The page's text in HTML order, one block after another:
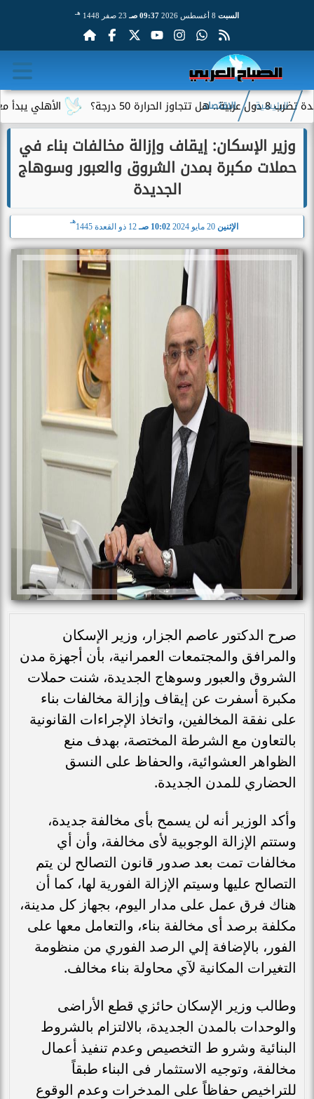
السبت 09:37 صـ 23 صفر 1448 هـ
الأهلي يبدأ معسكر الرئيسية الاقتصاد
وزير الإسكان: إيقاف وإزالة مخالفات بناء في
حملات مكبرة بمدن الشروق والعبور وسوهاج
الجديدة
الإثنين 10:02 صـ 12 ذو القعدة 1445
هـ
صرح الدكتور عاصم الجزار، وزير الإسكان
والمرافق والمجتمعات العمرانية، بأن أجهزة مدن
الشروق والعبور وسوهاج الجديدة، شنت حملات
مكبرة أسفرت عن إيقاف وإزالة مخالفات بناء
على نفقة المخالفين، واتخاذ الإجراءات القانونية
بالتعاون مع الشرطة المختصة، بهدف منع
الظواهر العشوائية، والحفاظ على النسق
الحضاري للمدن الجديدة.
وأكد الوزير أنه لن يسمح بأى مخالفة جديدة،
وستتم الإزالة الوجوبية لأى مخالفة، وأن أي
مخالفات تمت بعد صدور قانون التصالح لن يتم
التصالح عليها وسيتم الإزالة الفورية لها، كما أن
هناك فرق عمل على مدار اليوم، بجهاز كل مدينة،
مكلفة برصد أى مخالفة بناء، والتعامل معها على
الفور، بالإضافة إلي الرصد الفوري من منظومة
التغيرات المكانية لآي محاولة بناء مخالف.
وطالب وزير الإسكان حائزي قطع الأراضى
والوحدات بالمدن الجديدة، بالالتزام بالشروط
البنائية وشرو ط التخصيص وعدم تنفيذ أعمال
مخالفة، وتوجيه الاستثمار فى البناء طبقاً
للتراخيص حفاظاً على المدخرات وعدم الوقوع